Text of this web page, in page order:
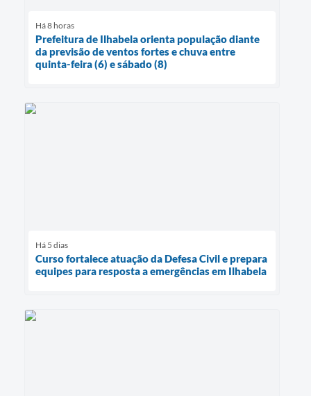
Há 8 horas
Prefeitura de Ilhabela orienta população diante
da previsão de ventos fortes e chuva entre
quinta-feira (6) e sábado (8)
Há 5 dias
Curso fortalece atuação da Defesa Civil e prepara
equipes para resposta a emergências em Ilhabela